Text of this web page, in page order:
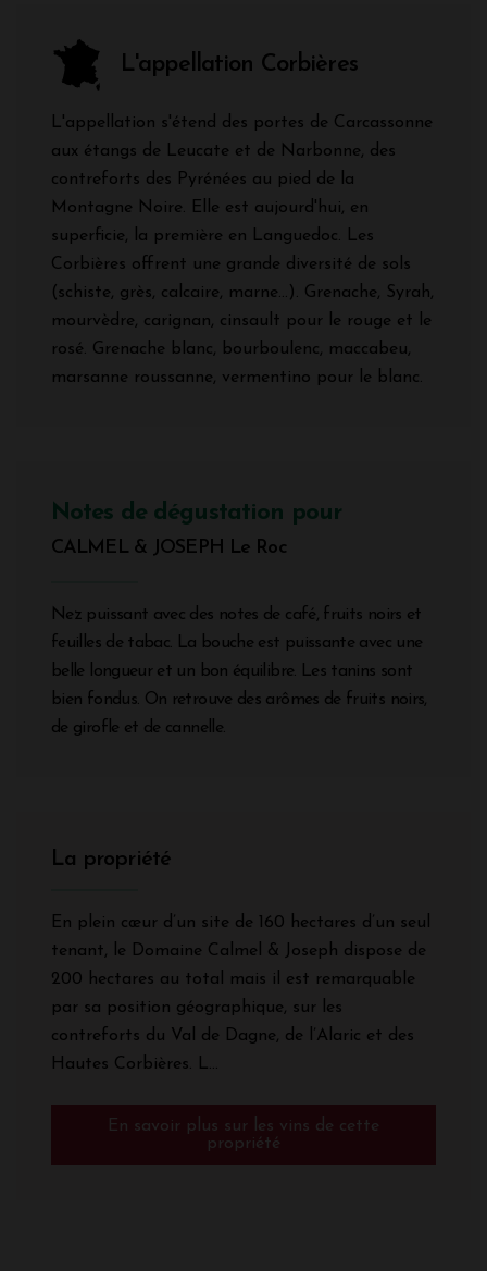
L'appellation Corbières
L'appellation s'étend des portes de Carcassonne
aux étangs de Leucate et de Narbonne, des
contreforts des Pyrénées au pied de la
Montagne Noire. Elle est aujourd'hui, en
superficie, la première en Languedoc. Les
Corbières offrent une grande diversité de sols
(schiste, grès, calcaire, marne...). Grenache, Syrah,
mourvèdre, carignan, cinsault pour le rouge et le
rosé. Grenache blanc, bourboulenc, maccabeu,
marsanne roussanne, vermentino pour le blanc.
Notes de dégustation pour
CALMEL & JOSEPH Le Roc
Nez puissant avec des notes de café, fruits noirs et
feuilles de tabac. La bouche est puissante avec une
belle longueur et un bon équilibre. Les tanins sont
bien fondus. On retrouve des arômes de fruits noirs,
de girofle et de cannelle.
La propriété
En plein cœur d’un site de 160 hectares d’un seul
tenant, le Domaine Calmel & Joseph dispose de
200 hectares au total mais il est remarquable
par sa position géographique, sur les
contreforts du Val de Dagne, de l’Alaric et des
Hautes Corbières. L...
En savoir plus sur les vins de cette
propriété